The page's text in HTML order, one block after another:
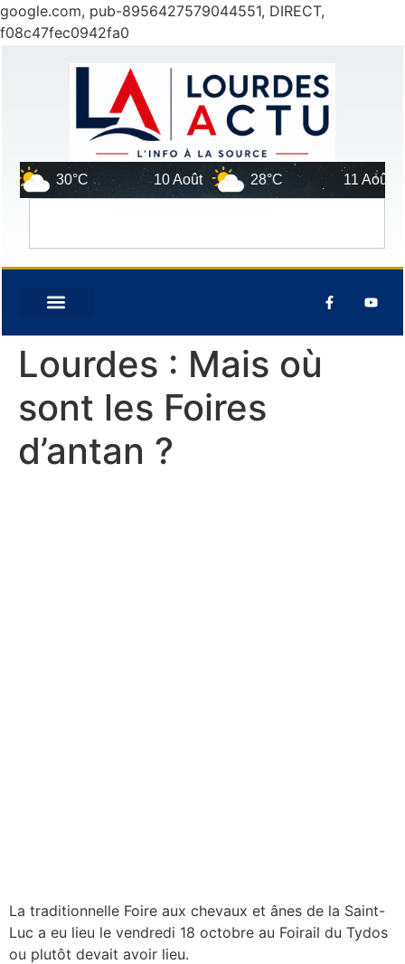
google.com, pub-8956427579044551, DIRECT,
f08c47fec0942fa0
30°C 10 Août 28°C 11 Août
Lourdes : Mais où
sont les Foires
d’antan ?
La traditionnelle Foire aux chevaux et ânes de la Saint-
Luc a eu lieu le vendredi 18 octobre au Foirail du Tydos
ou plutôt devait avoir lieu.